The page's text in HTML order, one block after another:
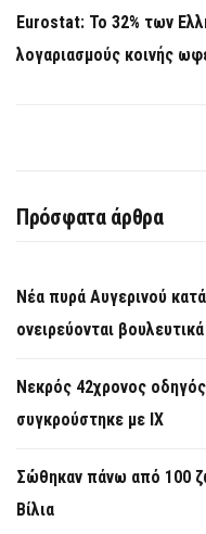
Eurostat: Το 32% των
λογαριασμούς κοινής
Πρόσφατα άρθρα
Νέα πυρά Αυγερινού
ονειρεύονται
Νεκρός 42χρονος
συγκρούστηκε με ΙΧ
Σώθηκαν πάνω από 100
Βίλια